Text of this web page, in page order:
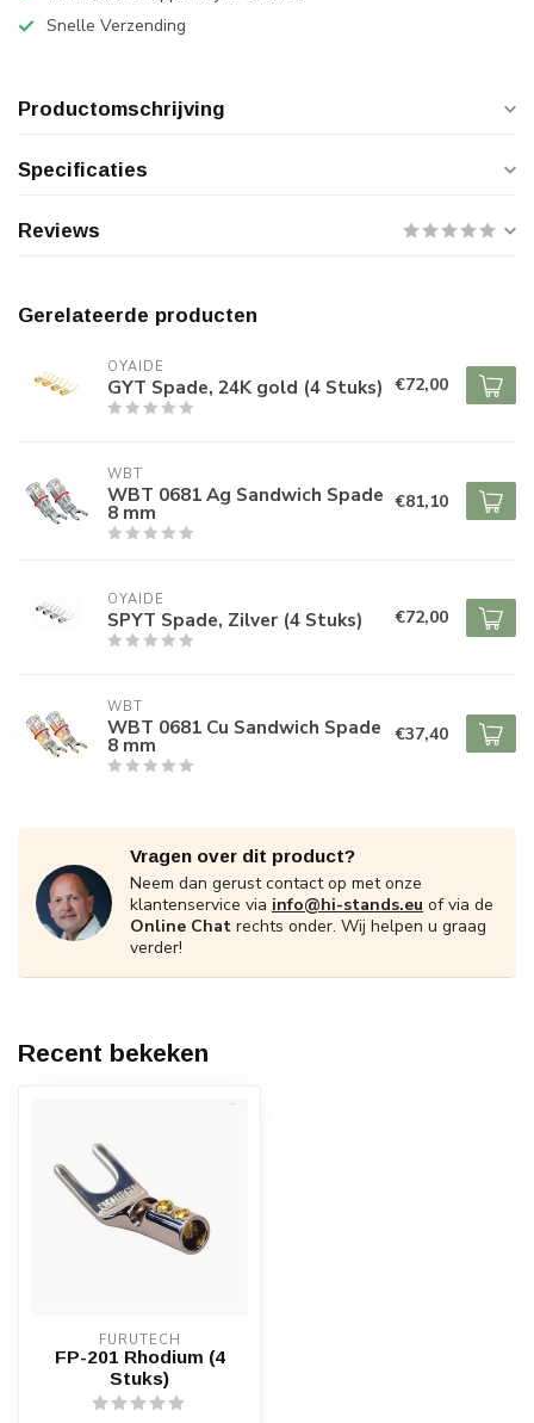
Snelle Verzending
Productomschrijving
Specificaties
Reviews
Gerelateerde producten
OYAIDE
GYT Spade, 24K gold (4 Stuks) €72,00
WBT
WBT 0681 Ag Sandwich Spade
8 mm €81,10
OYAIDE
SPYT Spade, Zilver (4 Stuks) €72,00
WBT
WBT 0681 Cu Sandwich Spade
8 mm €37,40
Vragen over dit product?
Neem dan gerust contact op met onze
klantenservice via info@hi-stands.eu of via de
Online Chat rechts onder. Wij helpen u graag
verder!
Recent bekeken
FURUTECH
FP-201 Rhodium (4
Stuks)